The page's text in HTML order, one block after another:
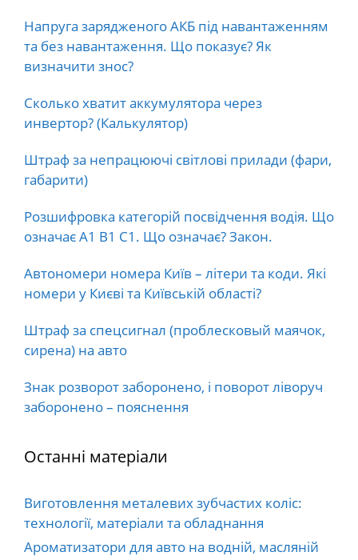
Напруга зарядженого АКБ під навантаженням
та без навантаження. Що показує? Як
визначити знос?
Сколько хватит аккумулятора через
инвертор? (Калькулятор)
Штраф за непрацюючі світлові прилади (фари,
габарити)
Розшифровка категорій посвідчення водія. Що
означає А1 В1 С1. Що означає? Закон.
Автономери номера Київ – літери та коди. Які
номери у Києві та Київській області?
Штраф за спецсигнал (проблесковый маячок,
сирена) на авто
Знак розворот заборонено, і поворот ліворуч
заборонено – пояснення
Останні матеріали
Виготовлення металевих зубчастих коліс:
технології, матеріали та обладнання
Ароматизатори для авто на водній, масляній